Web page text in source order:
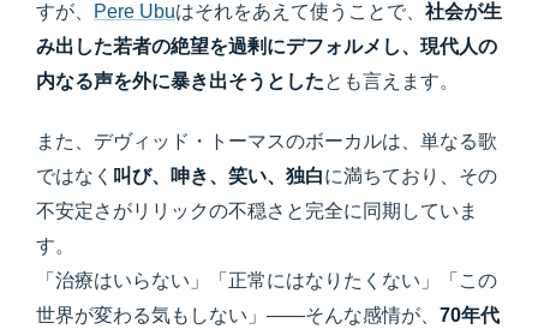
すが、
Pere Ubuはそれをあえて使うことで、 社会が生
み出した若者の絶望を過剰にデフォルメし、現代人の
内なる声を外に暴き出そうとしたとも言えます。
また、デヴィッド・トーマスのボーカルは、単なる歌
ではなく 叫び、呻き、笑い、独白に満ちており、その
不安定さがリリックの不穏さと完全に同期していま
す。
「治療はいらない」「正常にはなりたくない」「この
世界が変わる気もしない」——そんな感情が、 70年代